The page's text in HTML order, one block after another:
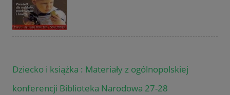
Dziecko i książka : Materiały z ogólnopolskiej
konferencji Biblioteka Narodowa 27-28